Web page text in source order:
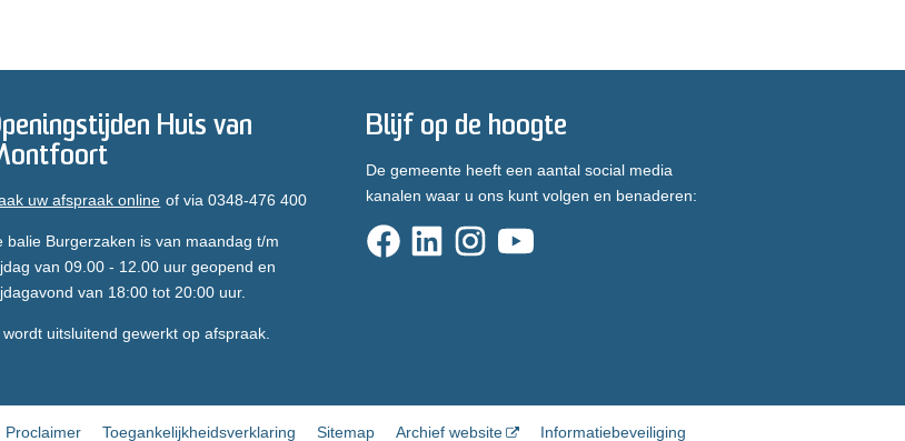
Huis van
uw afspraak online of via 0348-476 400
balie Burgerzaken is van maandag t/m
van 09.00 - 12.00 uur geopend en
van 18:00 tot 20:00 uur.
wordt uitsluitend gewerkt op afspraak.
Blijf op de hoogte
De gemeente heeft een aantal social media
kanalen waar u ons kunt volgen en benaderen:
Proclaimer Toegankelijkheidsverklaring Sitemap Archief website Informatiebeveiliging